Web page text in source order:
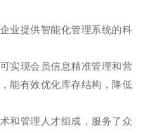
业提供智能化管理系统的科
实现会员信息精准管理和营
能有效优化库存结构，降低
和管理人才组成，服务了众